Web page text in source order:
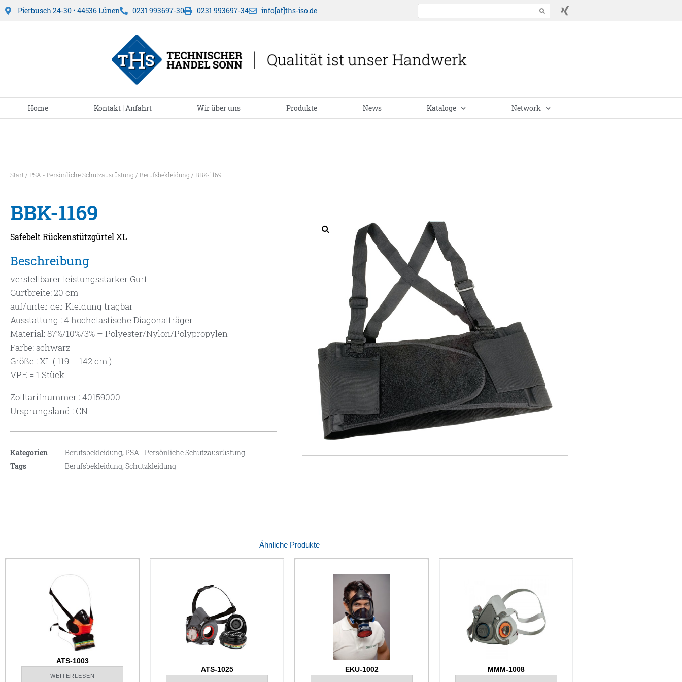
Pierbusch 24-30 • 44536 Lünen 0231 993697-30 0231 993697-34 info[at]ths-iso.de
Home Kontakt | Anfahrt Wir über uns Produkte News Kataloge Network
Start / PSA - Persönliche Schutzausrüstung / Berufsbekleidung / BBK-1169
BBK-1169
Safebelt Rückenstützgürtel XL
Beschreibung
verstellbarer leistungsstarker Gurt
Gurtbreite: 20 cm
auf/unter der Kleidung tragbar
Ausstattung : 4 hochelastische Diagonalträger
Material: 87%/10%/3% – Polyester/Nylon/Polypropylen
Farbe: schwarz
Größe : XL ( 119 – 142 cm )
VPE = 1 Stück
Zolltarifnummer : 40159000
Ursprungsland : CN
Kategorien Berufsbekleidung,PSA - Persönliche Schutzausrüstung
Tags
Berufsbekleidung,Schutzkleidung
Ähnliche Produkte
ATS-1003
WEITERLESEN
ATS-1025 EKU-1002 MMM-1008